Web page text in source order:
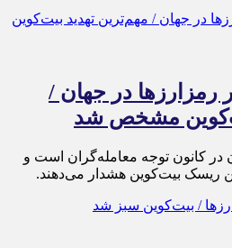
رمزارزها در جهان /
مشخص شد
در کانون توجه معامله‌گران است و
ریسک بیت‌کوین هشدار می‌دهند.